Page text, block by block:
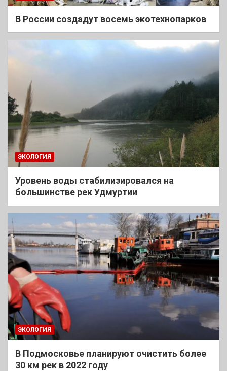
В России создадут восемь экотехнопарков
ЭКОЛОГИЯ
Уровень воды стабилизировался на
большинстве рек Удмуртии
ЭКОЛОГИЯ
В Подмосковье планируют очистить более
30 км рек в 2022 году